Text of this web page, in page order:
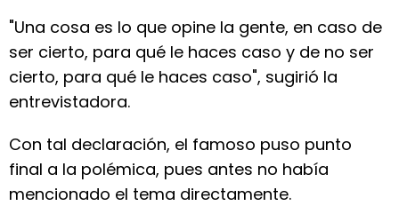
"Una cosa es lo que opine la gente, en caso de
ser cierto, para qué le haces caso y de no ser
cierto, para qué le haces caso", sugirió la
entrevistadora.
Con tal declaración, el famoso puso punto
final a la polémica, pues antes no había
mencionado el tema directamente.